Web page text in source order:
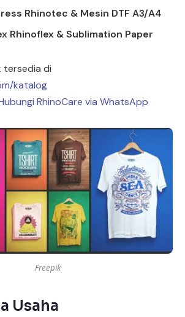
Rhinotec & Mesin DTF A3/A4
Rhinoflex & Sublimation Paper
tersedia di
katalog
RhinoCare via WhatsApp
Freepik
Usaha